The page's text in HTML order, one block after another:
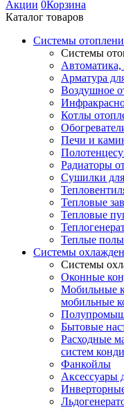
Акции 0Корзина
Каталог товаров
Системы
Системы
Автоматика,
Арматура
Воздушное
Котлы
Печи и
Радиаторы
Сушилки
Тепловые
Тепловые
Теплые полы
Системы
Системы
Оконные
Мобильные
мобильные
Бытовые
Расходные
систем
Фанкойлы
Аксессуары